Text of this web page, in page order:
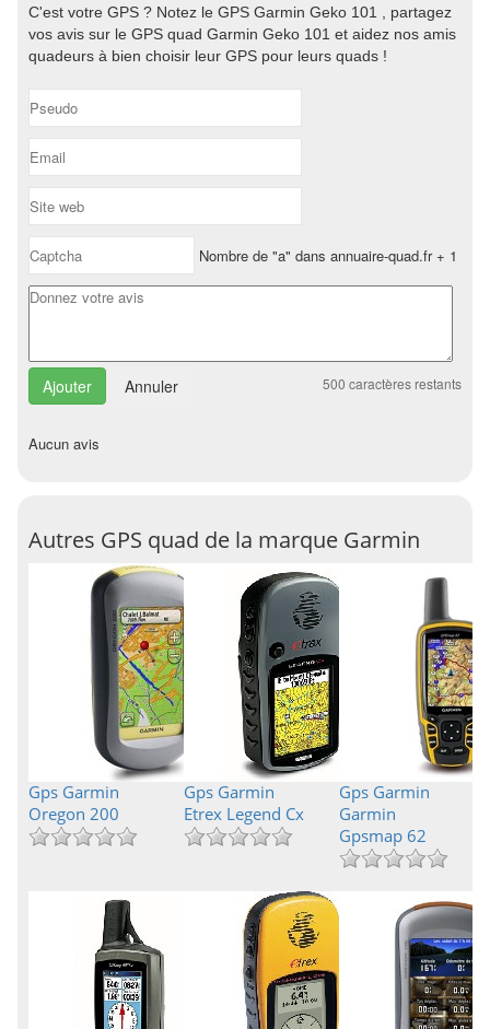
C'est votre GPS ? Notez le GPS Garmin Geko 101 , partagez
vos avis sur le GPS quad Garmin Geko 101 et aidez nos amis
quadeurs à bien choisir leur GPS pour leurs quads !
Nombre de "a" dans annuaire-quad.fr + 1
Annuler 500 caractères restants
Aucun avis
Autres GPS quad de la marque Garmin
Gps Garmin
Oregon 200
Gps Garmin
Etrex Legend Cx
Gps Garmin
Garmin
Gpsmap 62